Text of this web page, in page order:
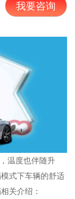
我要咨询
温度也伴随升
式下车辆的舒适
关介绍：